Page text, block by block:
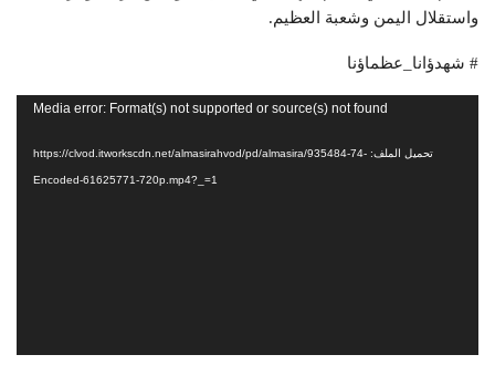
واستقلال اليمن وشعبة العظيم.
# شهدؤانا_عظماؤنا
Media error: Format(s) not supported or source(s) not found
تحميل الملف: https://clvod.itworkscdn.net/almasirahvod/pd/almasira/935484-74-
Encoded-61625771-720p.mp4?_=1